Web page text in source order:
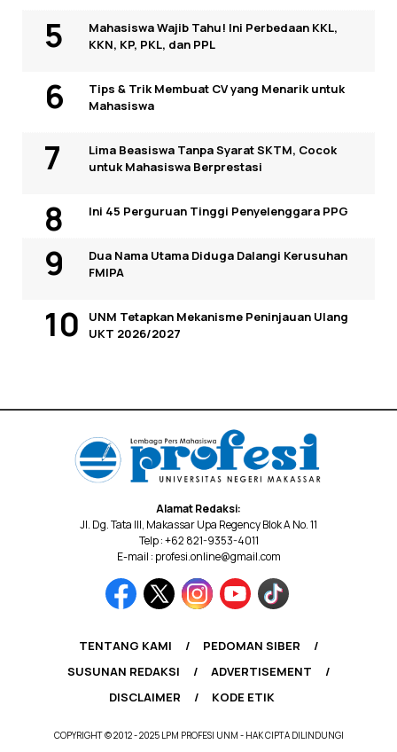
Mahasiswa Wajib Tahu! Ini Perbedaan KKL,
KKN, KP, PKL, dan PPL
Tips & Trik Membuat CV yang Menarik untuk
Mahasiswa
Lima Beasiswa Tanpa Syarat SKTM, Cocok
untuk Mahasiswa Berprestasi
Ini 45 Perguruan Tinggi Penyelenggara PPG
Dua Nama Utama Diduga Dalangi Kerusuhan
FMIPA
UNM Tetapkan Mekanisme Peninjauan Ulang
UKT 2026/2027
Alamat Redaksi:
Jl. Dg. Tata III, Makassar Upa Regency Blok A No. 11
Telp : +62 821-9353-4011
E-mail : profesi.online@gmail.com
TENTANG KAMI
PEDOMAN SIBER
SUSUNAN REDAKSI
ADVERTISEMENT
DISCLAIMER
KODE ETIK
COPYRIGHT © 2012 - 2025 LPM PROFESI UNM - HAK CIPTA DILINDUNGI